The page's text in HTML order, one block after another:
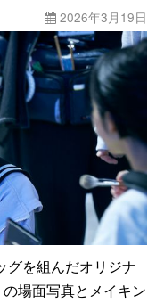
2026年3月19日
グを組んだオリジナ
場面写真とメイキン